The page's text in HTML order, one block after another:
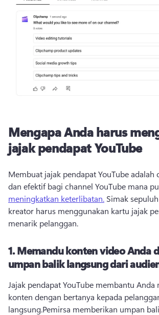
Mengapa Anda harus
jajak pendapat YouTube
Membuat jajak pendapat YouTube adalah
dan efektif bagi channel YouTube mana
meningkatkan keterlibatan. Simak
kreator harus menggunakan kartu jajak
menarik pelanggan.
1.Memandu konten video Anda
umpan balik langsung dari
Jajak pendapat YouTube membantu Anda
konten dengan bertanya kepada
langsung.Pemirsa memberikan umpan